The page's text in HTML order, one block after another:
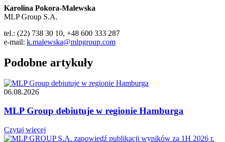
Karolina Pokora-Malewska
MLP Group S.A.
tel.: (22) 738 30 10, +48 600 333 287
e-mail: k.malewska@mlpgroup.com
Podobne artykuły
06.08.2026
MLP Group debiutuje w regionie Hamburga
Czytaj więcej